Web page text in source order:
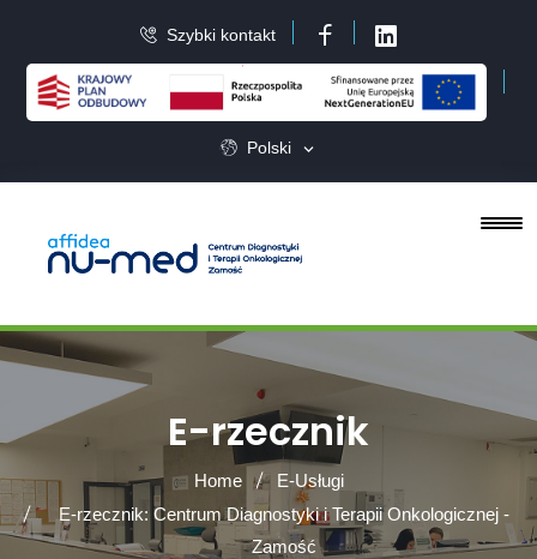
Szybki kontakt
Polski
E-rzecznik
Home
E-Usługi
E-rzecznik: Centrum Diagnostyki i Terapii Onkologicznej -
Zamość